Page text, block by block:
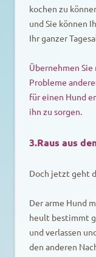
kochen zu
und Sie können
Ihr ganzer
Übernehmen
Probleme
für einen Hund
ihn zu sorgen.
3.Raus aus
Doch jetzt geht
Der arme Hund
heult bestimmt
und verlassen
den anderen